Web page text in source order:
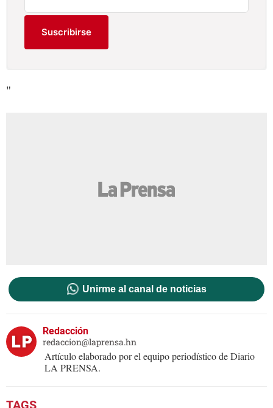
Suscribirse
"
Unirme al canal de noticias
Redacción
redaccion@laprensa.hn
Artículo elaborado por el equipo periodístico de Diario
LA PRENSA.